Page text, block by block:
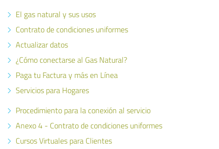
El gas natural y sus usos
Contrato de condiciones uniformes
Actualizar datos
¿Cómo conectarse al Gas Natural?
Paga tu Factura y más en Línea
Servicios para Hogares
Procedimiento para la conexión al servicio
Anexo 4 - Contrato de condiciones uniformes
Cursos Virtuales para Clientes